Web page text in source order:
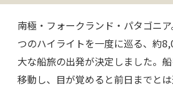
南極・フォークランド・パタゴニ
つのハイライトを一度に巡る、約
大な船旅の出発が決定しました。
移動し、目が覚めると前日までと